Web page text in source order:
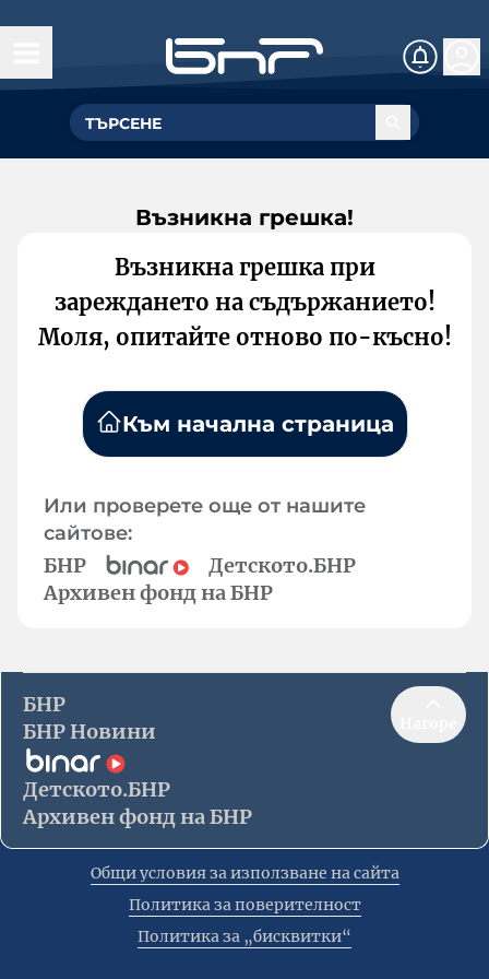
Възникна грешка!
Възникна грешка при
зареждането на съдържанието!
Моля, опитайте отново по-късно!
Към начална страница
Или проверете още от нашите
сайтове:
БНР
Детското.БНР
Архивен фонд на БНР
БНР
БНР Новини
Детското.БНР
Архивен фонд на БНР
Общи условия за използване на сайта
Политика за поверителност
Политика за „бисквитки“